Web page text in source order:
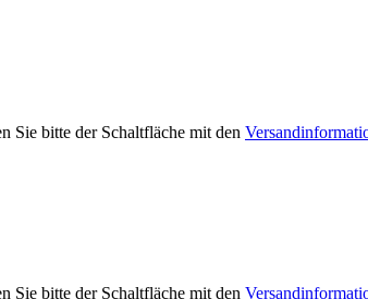
Sie bitte der Schaltfläche mit den
Sie bitte der Schaltfläche mit den